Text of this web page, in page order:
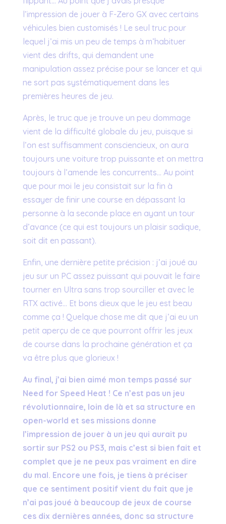
l’impression de jouer à F-Zero GX avec certains
véhicules bien customisés ! Le seul truc pour
lequel j’ai mis un peu de temps à m’habituer
vient des drifts, qui demandent une
manipulation assez précise pour se lancer et qui
ne sort pas systématiquement dans les
premières heures de jeu.
Après, le truc que je trouve un peu dommage
vient de la difficulté globale du jeu, puisque si
l’on est suffisamment consciencieux, on aura
toujours une voiture trop puissante et on mettra
toujours à l’amende les concurrents… Au point
que pour moi le jeu consistait sur la fin à
essayer de finir une course en dépassant la
personne à la seconde place en ayant un tour
d’avance (ce qui est toujours un plaisir sadique,
soit dit en passant).
Enfin, une dernière petite précision : j’ai joué au
jeu sur un PC assez puissant qui pouvait le faire
tourner en Ultra sans trop sourciller et avec le
RTX activé… Et bons dieux que le jeu est beau
comme ça ! Quelque chose me dit que j’ai eu un
petit aperçu de ce que pourront offrir les jeux
de course dans la prochaine génération et ça
va être plus que glorieux !
Au final, j’ai bien aimé mon temps passé sur
Need for Speed Heat ! Ce n’est pas un jeu
révolutionnaire, loin de là et sa structure en
open-world et ses missions donne
l’impression de jouer à un jeu qui aurait pu
sortir sur PS2 ou PS3, mais c’est si bien fait et
complet que je ne peux pas vraiment en dire
du mal. Encore une fois, je tiens à préciser
que ce sentiment positif vient du fait que je
n’ai pas joué à beaucoup de jeux de course
ces dix dernières années, donc sa structure